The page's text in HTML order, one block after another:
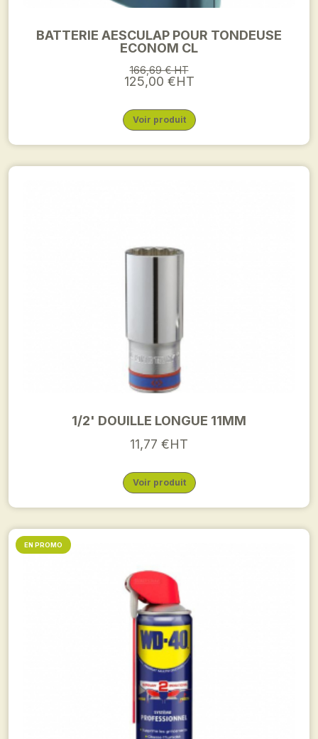
BATTERIE AESCULAP POUR TONDEUSE
ECONOM CL
166,69 € HT
125,00 €HT
Voir produit
1/2' DOUILLE LONGUE 11MM
11,77 €HT
Voir produit
EN PROMO